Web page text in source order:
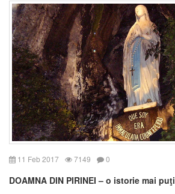
11 Feb 2017 7149 0
DOAMNA DIN PIRINEI – o istorie mai